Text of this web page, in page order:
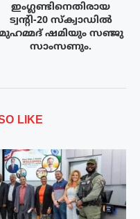
ഇംഗ്ലണ്ടിനെതിരായ
ട്വന്റി-20 സ്‌ക്വാഡിൽ
ഷമിയും സഞ്ജു
സാംസണും.
LIKE